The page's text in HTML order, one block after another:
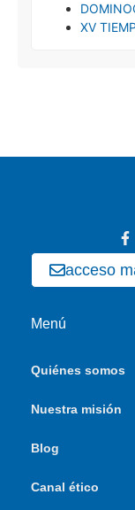
XV
acceso
Menú
Quiénes somos
Nuestra misión
Blog
Canal ético